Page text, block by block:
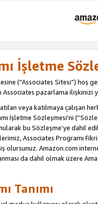
İşletme
(“Associates Sitesi”) hoş
Associates pazarlama ilişkinizi
veya katılmaya çalışan
İşletme Sözleşmesi'ni
bu Sözleşme’ye dahil
Associates Programı
olursunuz. Amazon.com
da dahil olmak üzere
Tanımı